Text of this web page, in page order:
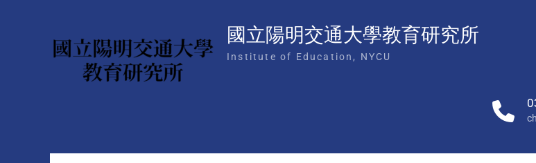
國立陽明交通大學教育研究所
Institute of Education, NYCU